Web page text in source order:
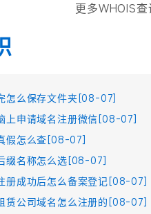
更多WHOIS查
怎么保存文件夹[08-07]
上申请域名注册微信[08-07]
假怎么查[08-07]
缀名称怎么选[08-07]
册成功后怎么备案登记[08-07]
赁公司域名怎么注册的[08-07]